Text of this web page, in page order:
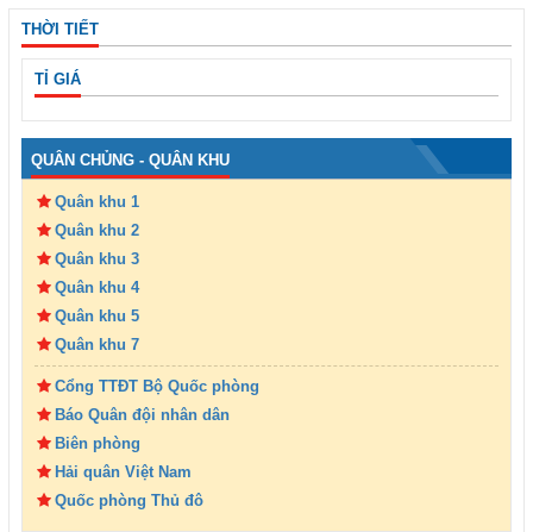
THỜI TIẾT
TỈ GIÁ
QUÂN CHỦNG - QUÂN KHU
Quân khu 1
Quân khu 2
Quân khu 3
Quân khu 4
Quân khu 5
Quân khu 7
Cổng TTĐT Bộ Quốc phòng
Báo Quân đội nhân dân
Biên phòng
Hải quân Việt Nam
Quốc phòng Thủ đô